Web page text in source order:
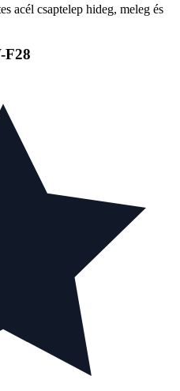
acél csaptelep hideg, meleg és
F28